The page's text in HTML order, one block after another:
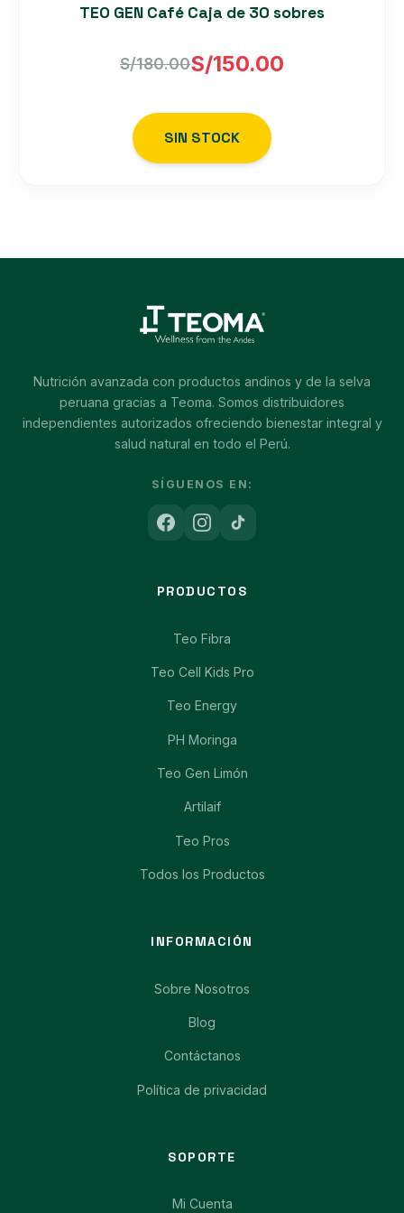
TEO GEN Café Caja de 30 sobres
S/180.00
El
precio
original
S/150.00
El
precio
actual
SIN STOCK
Nutrición avanzada con productos andinos y de la selva
peruana gracias a Teoma. Somos distribuidores
independientes autorizados ofreciendo bienestar integral y
salud natural en todo el Perú.
SÍGUENOS EN:
PRODUCTOS
Teo Fibra
Teo Cell Kids Pro
Teo Energy
PH Moringa
Teo Gen Limón
Artilaif
Teo Pros
Todos los Productos
INFORMACIÓN
Sobre Nosotros
Blog
Contáctanos
Política de privacidad
SOPORTE
Mi Cuenta